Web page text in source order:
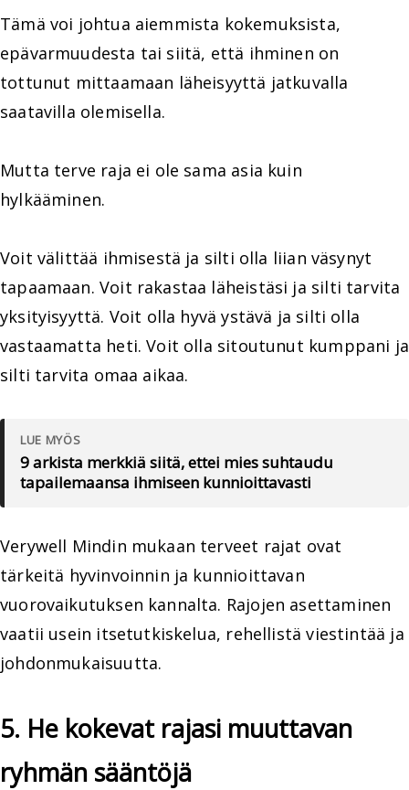
Tämä voi johtua aiemmista kokemuksista,
epävarmuudesta tai siitä, että ihminen on
tottunut mittaamaan läheisyyttä jatkuvalla
saatavilla olemisella.
Mutta terve raja ei ole sama asia kuin
hylkääminen.
Voit välittää ihmisestä ja silti olla liian väsynyt
tapaamaan. Voit rakastaa läheistäsi ja silti tarvita
yksityisyyttä. Voit olla hyvä ystävä ja silti olla
vastaamatta heti. Voit olla sitoutunut kumppani ja
silti tarvita omaa aikaa.
LUE MYÖS
9 arkista merkkiä siitä, ettei mies suhtaudu
tapailemaansa ihmiseen kunnioittavasti
Verywell Mindin mukaan terveet rajat ovat
tärkeitä hyvinvoinnin ja kunnioittavan
vuorovaikutuksen kannalta. Rajojen asettaminen
vaatii usein itsetutkiskelua, rehellistä viestintää ja
johdonmukaisuutta.
5. He kokevat rajasi muuttavan
ryhmän sääntöjä